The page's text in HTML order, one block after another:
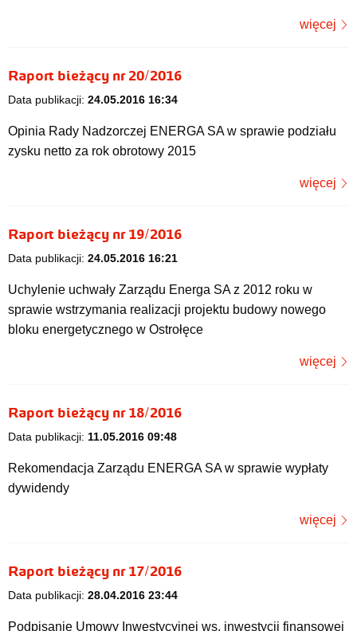
więcej
Raport bieżący nr 20/2016
Data publikacji: 24.05.2016 16:34
Opinia Rady Nadzorczej ENERGA SA w sprawie podziału
zysku netto za rok obrotowy 2015
więcej
Raport bieżący nr 19/2016
Data publikacji: 24.05.2016 16:21
Uchylenie uchwały Zarządu Energa SA z 2012 roku w
sprawie wstrzymania realizacji projektu budowy nowego
bloku energetycznego w Ostrołęce
więcej
Raport bieżący nr 18/2016
Data publikacji: 11.05.2016 09:48
Rekomendacja Zarządu ENERGA SA w sprawie wypłaty
dywidendy
więcej
Raport bieżący nr 17/2016
Data publikacji: 28.04.2016 23:44
Podpisanie Umowy Inwestycyjnej ws. inwestycji finansowej